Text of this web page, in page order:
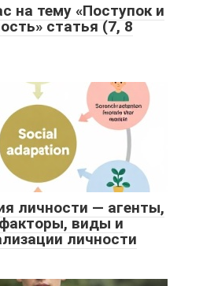
на тему «Поступок и
статья (7, 8
личности — агенты,
виды и
личности